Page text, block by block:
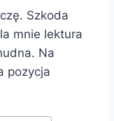
Szkoda
mnie lektura
Na
pozycja